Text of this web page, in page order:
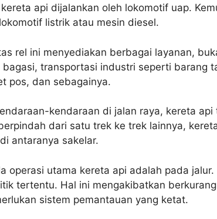
api dijalankan oleh lokomotif uap.
listrik atau mesin diesel.
rel ini menyediakan berbagai layanan,
bagasi, transportasi industri seperti barang
pos, dan sebagainya.
kendaraan di jalan raya, kereta
dari satu trek ke trek lainnya,
antaranya sakelar.
operasi utama kereta api adalah pada
tertentu. Hal ini mengakibatkan
sistem pemantauan yang ketat.